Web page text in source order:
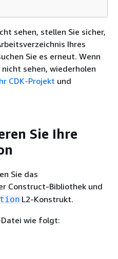
sehen, stellen Sie sicher,
Ihres
Sie es erneut. Wenn
sehen, wiederholen
CDK-Projekt und
Sie Ihre
Sie das
Construct-Bibliothek und
L2-Konstrukt.
Datei wie folgt: